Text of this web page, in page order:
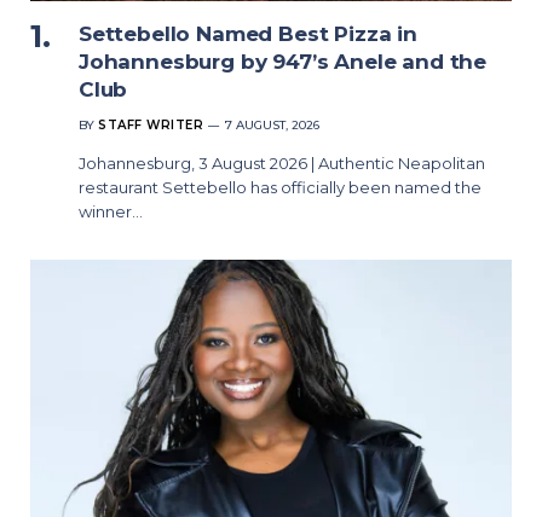
Settebello Named Best Pizza in
Johannesburg by 947’s Anele and the
Club
BY STAFF WRITER 7 AUGUST, 2026
Johannesburg, 3 August 2026 | Authentic Neapolitan
restaurant Settebello has officially been named the
winner…